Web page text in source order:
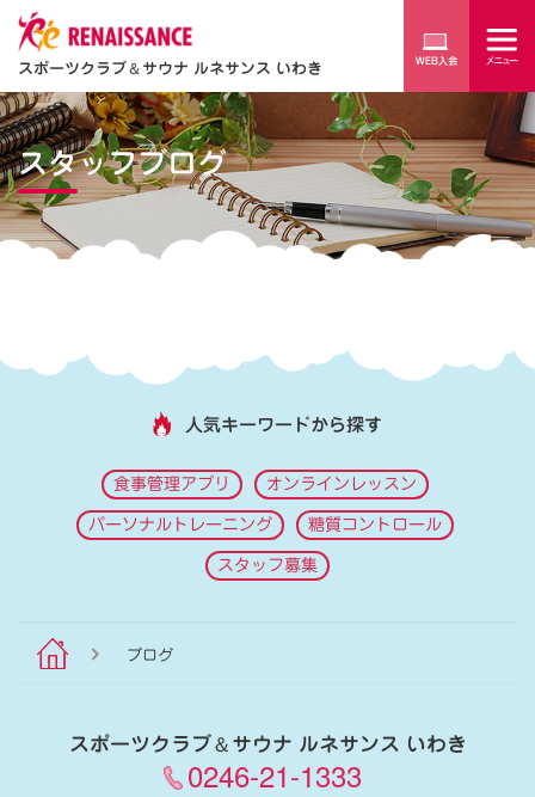
スポーツクラブ＆サウナ ルネサンス いわき
スタッフブログ
人気キーワードから探す
食事管理アプリ オンラインレッスン
パーソナルトレーニング 糖質コントロール
スタッフ募集
ブログ
スポーツクラブ＆サウナ ルネサンス いわき
0246-21-1333